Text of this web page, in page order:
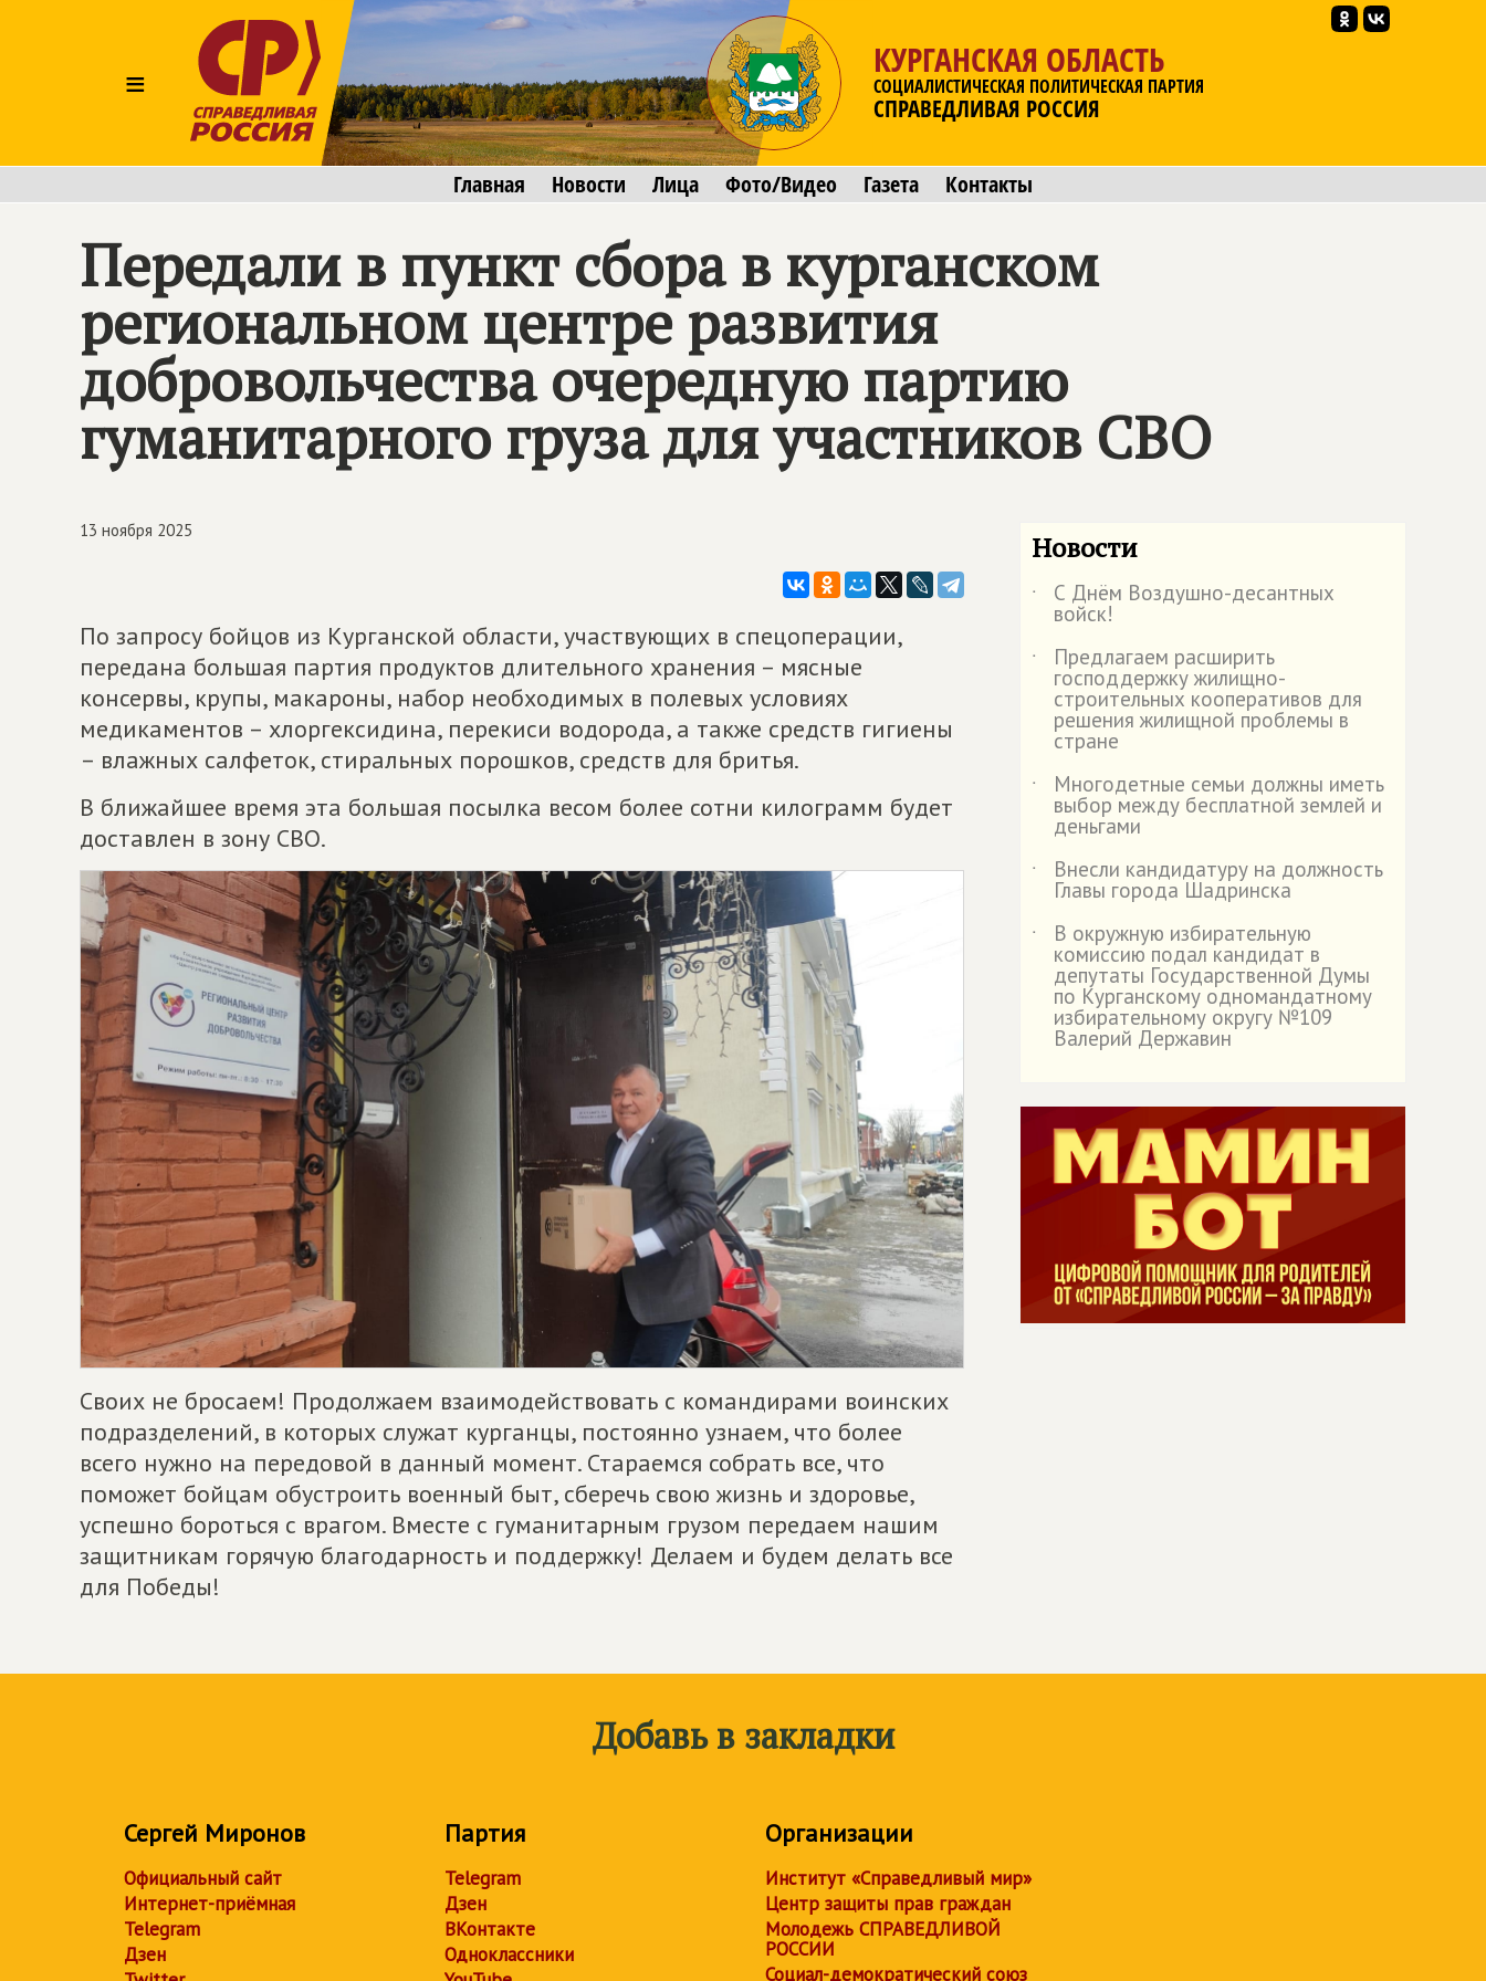
≡
КУРГАНСКАЯ ОБЛАСТЬ
СОЦИАЛИСТИЧЕСКАЯ ПОЛИТИЧЕСКАЯ ПАРТИЯ
СПРАВЕДЛИВАЯ РОССИЯ
Главная Новости Лица Фото/Видео Газета Контакты
Передали в пункт сбора в курганском
региональном центре развития
добровольчества очередную партию
гуманитарного груза для участников СВО
13 ноября 2025
По запросу бойцов из Курганской области, участвующих в спецоперации,
передана большая партия продуктов длительного хранения – мясные
консервы, крупы, макароны, набор необходимых в полевых условиях
медикаментов – хлоргексидина, перекиси водорода, а также средств гигиены
– влажных салфеток, стиральных порошков, средств для бритья.
В ближайшее время эта большая посылка весом более сотни килограмм будет
доставлен в зону СВО.
Своих не бросаем! Продолжаем взаимодействовать с командирами воинских
подразделений, в которых служат курганцы, постоянно узнаем, что более
всего нужно на передовой в данный момент. Стараемся собрать все, что
поможет бойцам обустроить военный быт, сберечь свою жизнь и здоровье,
успешно бороться с врагом. Вместе с гуманитарным грузом передаем нашим
защитникам горячую благодарность и поддержку! Делаем и будем делать все
для Победы!
Новости
˙ С Днём Воздушно-десантных
войск!
˙
Предлагаем расширить
господдержку жилищно-
строительных кооперативов для
решения жилищной проблемы в
стране
˙
Многодетные семьи должны иметь
выбор между бесплатной землей и
деньгами
˙
Внесли кандидатуру на должность
Главы города Шадринска
˙
В окружную избирательную
комиссию подал кандидат в
депутаты Государственной Думы
по Курганскому одномандатному
избирательному округу №109
Валерий Державин
Добавь в закладки
Сергей Миронов
Официальный сайт
Интернет-приёмная
Telegram
Дзен
Партия
Telegram
Дзен
ВКонтакте
Одноклассники
Организации
Институт «Справедливый мир»
Центр защиты прав граждан
Молодежь СПРАВЕДЛИВОЙ
РОССИИ
Социал-демократический союз